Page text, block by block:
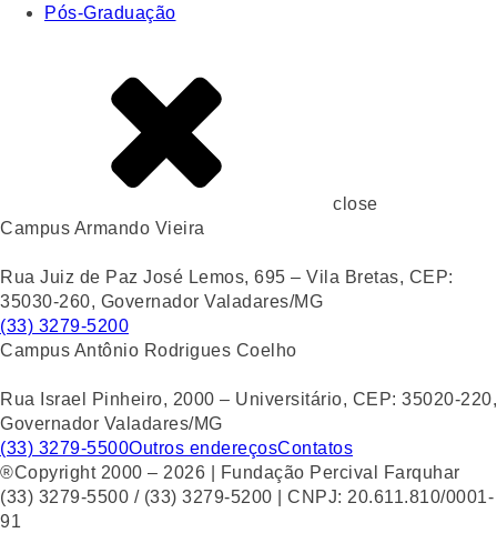
Pós-Graduação
close
Campus Armando Vieira
Rua Juiz de Paz José Lemos, 695 – Vila Bretas, CEP:
35030-260, Governador Valadares/MG
(33) 3279-5200
Campus Antônio Rodrigues Coelho
Rua Israel Pinheiro, 2000 – Universitário, CEP: 35020-220,
Governador Valadares/MG
(33) 3279-5500Outros endereçosContatos
®Copyright 2000 – 2026 | Fundação Percival Farquhar
(33) 3279-5500 / (33) 3279-5200 | CNPJ: 20.611.810/0001-
91